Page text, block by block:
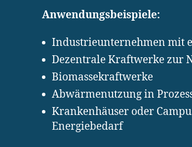
Anwendungsbeispiele:
Industrieunternehmen mit
Dezentrale Kraftwerke zur
Biomassekraftwerke
Abwärmenutzung in
Krankenhäuser oder
Energiebedarf